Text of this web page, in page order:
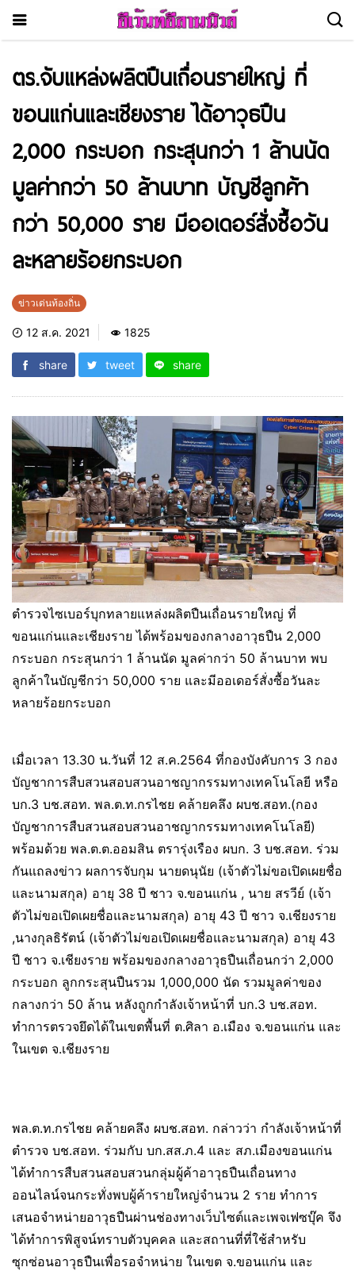
ตร.จับแหล่งผลิตปืนเถื่อนรายใหญ่ ที่
ขอนแก่นและเชียงราย ได้อาวุธปืน
2,000 กระบอก กระสุนกว่า 1 ล้านนัด
มูลค่ากว่า 50 ล้านบาท บัญชีลูกค้า
กว่า 50,000 ราย มีออเดอร์สั่งซื้อวัน
ละหลายร้อยกระบอก
ข่าวเด่นท้องถิ่น
12 ส.ค. 2021 1825
share tweet share
ตำรวจไซเบอร์บุกทลายแหล่งผลิตปืนเถื่อนรายใหญ่ ที่
ขอนแก่นและเชียงราย ได้พร้อมของกลางอาวุธปืน 2,000
กระบอก กระสุนกว่า 1 ล้านนัด มูลค่ากว่า 50 ล้านบาท พบ
ลูกค้าในบัญชีกว่า 50,000 ราย และมีออเดอร์สั่งซื้อวันละ
หลายร้อยกระบอก
เมื่อเวลา 13.30 น.วันที่ 12 ส.ค.2564 ที่กองบังคับการ 3 กอง
บัญชาการสืบสวนสอบสวนอาชญากรรมทางเทคโนโลยี หรือ
บก.3 บช.สอท. พล.ต.ท.กรไชย คล้ายคลึง ผบช.สอท.(กอง
บัญชาการสืบสวนสอบสวนอาชญากรรมทางเทคโนโลยี)
พร้อมด้วย พล.ต.ต.ออมสิน ตรารุ่งเรือง ผบก. 3 บช.สอท. ร่วม
กันแถลงข่าว ผลการจับกุม นายดนุนัย (เจ้าตัวไม่ขอเปิดเผยชื่อ
และนามสกุล) อายุ 38 ปี ชาว จ.ขอนแก่น , นาย สรวีย์ (เจ้า
ตัวไม่ขอเปิดเผยชื่อและนามสกุล) อายุ 43 ปี ชาว จ.เชียงราย
,นางกุลธิรัตน์ (เจ้าตัวไม่ขอเปิดเผยชื่อและนามสกุล) อายุ 43
ปี ชาว จ.เชียงราย พร้อมของกลางอาวุธปืนเถื่อนกว่า 2,000
กระบอก ลูกกระสุนปืนรวม 1,000,000 นัด รวมมูลค่าของ
กลางกว่า 50 ล้าน หลังถูกกำลังเจ้าหน้าที่ บก.3 บช.สอท.
ทำการตรวจยึดได้ในเขตพื้นที่ ต.ศิลา อ.เมือง จ.ขอนแก่น และ
ในเขต จ.เชียงราย
พล.ต.ท.กรไชย คล้ายคลึง ผบช.สอท. กล่าวว่า กำลังเจ้าหน้าที่
ตํารวจ บช.สอท. ร่วมกับ บก.สส.ภ.4 และ สภ.เมืองขอนแก่น
ได้ทำการสืบสวนสอบสวนกลุ่มผู้ค้าอาวุธปืนเถื่อนทาง
ออนไลน์จนกระทั่งพบผู้ค้ารายใหญ่จำนวน 2 ราย ทำการ
เสนอจำหน่ายอาวุธปืนผ่านช่องทางเว็บไซต์และเพจเฟซบุ๊ค จึง
ได้ทำการพิสูจน์ทราบตัวบุคคล และสถานที่ที่ใช้สำหรับ
ซุกซ่อนอาวุธปืนเพื่อรอจำหน่าย ในเขต จ.ขอนแก่น และ